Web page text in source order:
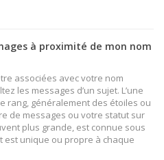
à proximité de mon nom
associées avec votre nom
les messages d’un sujet. L’une
rang, généralement des étoiles ou
de messages ou votre statut sur
plus grande, est connue sous
est unique ou propre à chaque